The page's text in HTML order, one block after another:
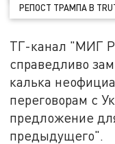
РЕПОСТ ТРАМПА В
ТГ-канал "МИГ
справедливо
калька
переговорам с
предложение
предыдущего".